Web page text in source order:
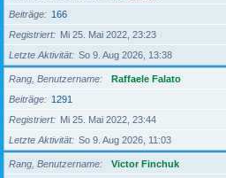
Beiträge
166
Registriert
Mi 25. Mai 2022, 23:23
Letzte Aktivität
So 9. Aug 2026, 13:38
Rang, Benutzername
Raffaele Falato
Beiträge
1291
Registriert
Mi 25. Mai 2022, 23:44
Letzte Aktivität
So 9. Aug 2026, 11:03
Rang, Benutzername
Victor Finchuk